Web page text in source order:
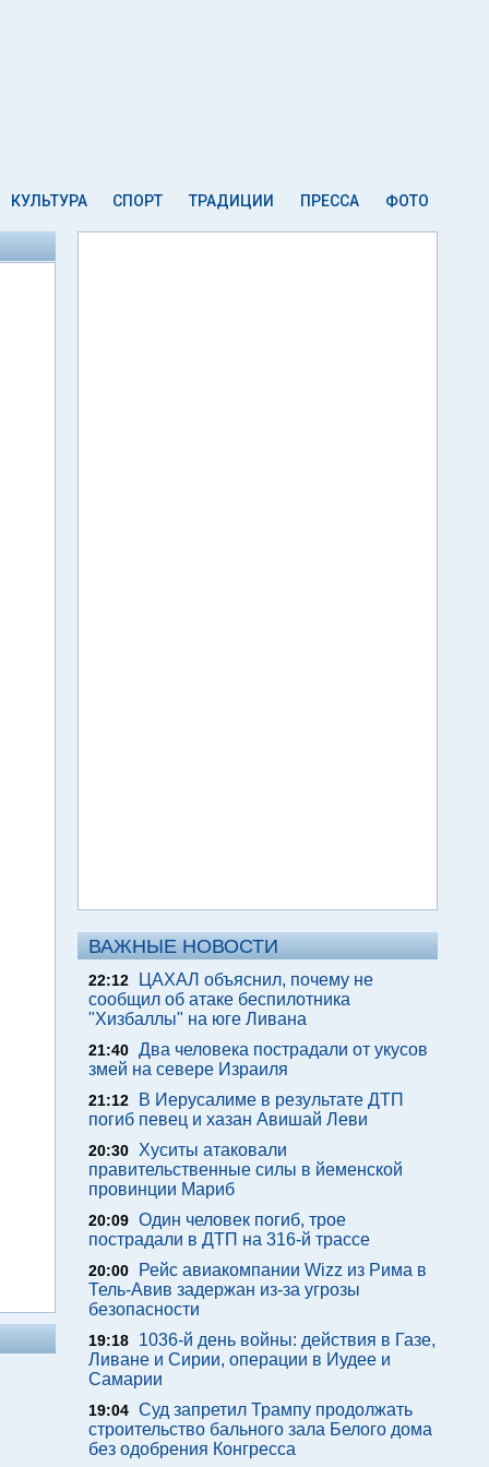
КУЛЬТУРА СПОРТ ТРАДИЦИИ ПРЕССА ФОТО
ВАЖНЫЕ НОВОСТИ
22:12
ЦАХАЛ объяснил, почему не
сообщил об атаке беспилотника
"Хизбаллы" на юге Ливана
21:40 Два человека пострадали от укусов
змей на севере Израиля
21:12
В Иерусалиме в результате ДТП
погиб певец и хазан Авишай Леви
20:30
Хуситы атаковали
правительственные силы в йеменской
провинции Мариб
20:09 Один человек погиб, трое
пострадали в ДТП на 316-й трассе
20:00
Рейс авиакомпании Wizz из Рима в
Тель-Авив задержан из-за угрозы
безопасности
19:18
1036-й день войны: действия в Газе,
Ливане и Сирии, операции в Иудее и
Самарии
19:04 Суд запретил Трампу продолжать
строительство бального зала Белого дома
без одобрения Конгресса